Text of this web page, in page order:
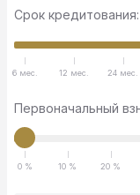
Срок кредитования:
6 мес. 12 мес. 24 мес.
Первоначальный
0 % 10 % 20 %